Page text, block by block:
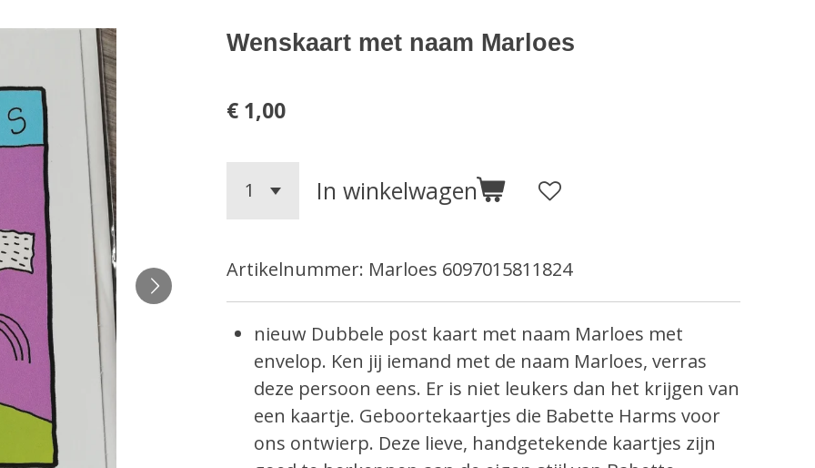
Wenskaart met naam Marloes
€ 1,00
In winkelwagen
Artikelnummer: Marloes 6097015811824
nieuw Dubbele post kaart met naam Marloes met
envelop. Ken jij iemand met de naam Marloes, verras
deze persoon eens. Er is niet leukers dan het krijgen van
een kaartje. Geboortekaartjes die Babette Harms voor
ons ontwierp. Deze lieve, handgetekende kaartjes zijn